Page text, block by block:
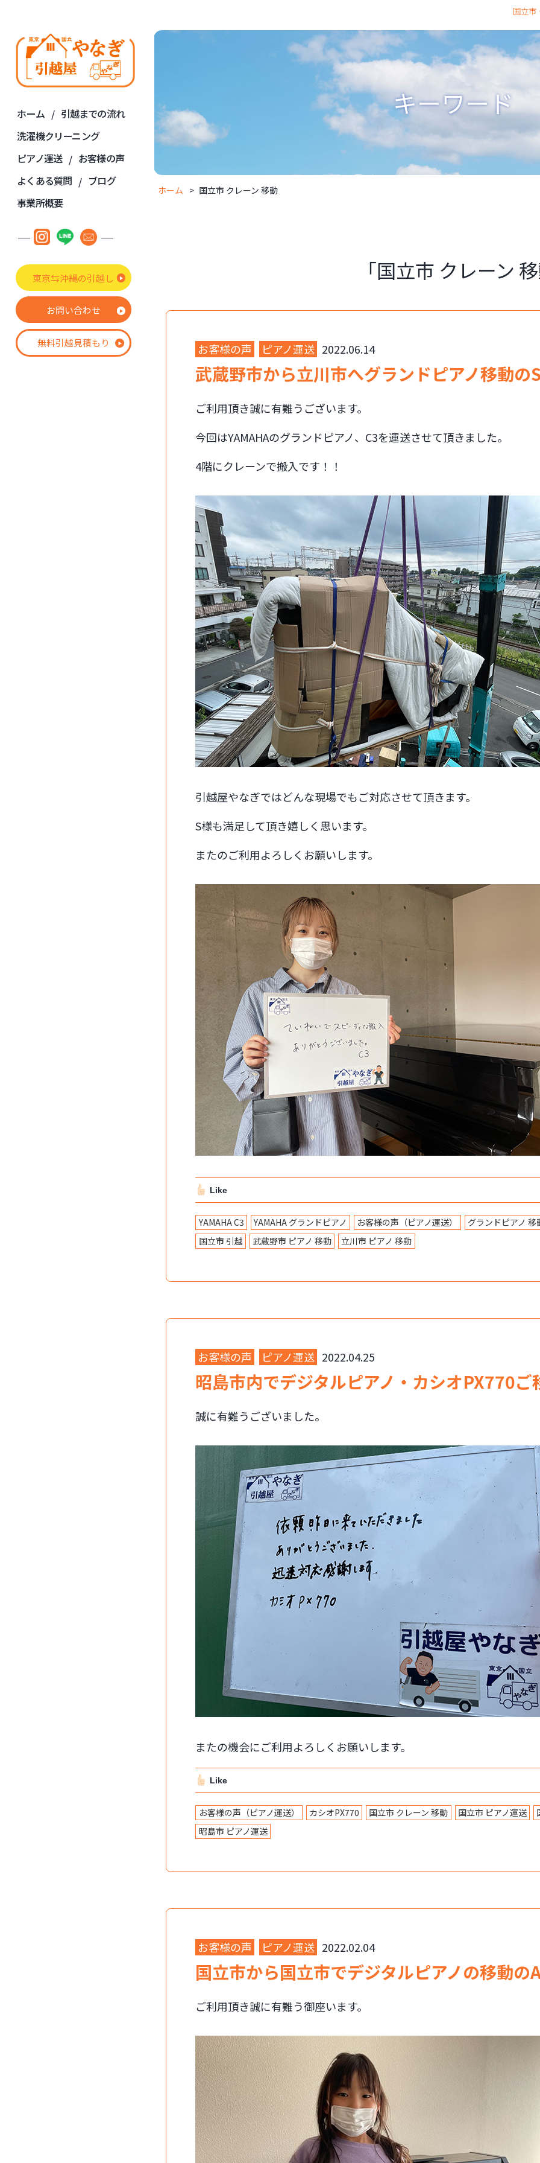
ホーム
引越までの流れ
洗濯機クリーニング
ピアノ運送
お客様の声
よくある質問
ブログ
事業所概要
東京⇆沖縄の引越し
お問い合わせ
無料引越見積もり
国立市
キーワード
ホーム 国立市 クレーン 移動
「国立市 クレーン
お客様の声 ピアノ運送 2022.06.14
武蔵野市から立川市へグランドピアノ移動の
ご利用頂き誠に有難うございます。
今回はYAMAHAのグランドピアノ、C3を運送させて頂きました。
4階にクレーンで搬入です！！
引越屋やなぎではどんな現場でもご対応させて頂きます。
S様も満足して頂き嬉しく思います。
またのご利用よろしくお願いします。
Like
YAMAHA C3 YAMAHA グランドピアノ お客様の声（ピアノ運送）
グランドピアノ 移
国立市 引越
武蔵野市 ピアノ 移動 立川市 ピアノ 移動
お客様の声 ピアノ運送 2022.04.25
昭島市内でデジタルピアノ・カシオPX770
誠に有難うございました。
またの機会にご利用よろしくお願いします。
Like
お客様の声（ピアノ運送） カシオPX770 国立市 クレーン 移動 国立市 ピアノ運送
昭島市 ピアノ運送
お客様の声 ピアノ運送 2022.02.04
国立市から国立市でデジタルピアノの移動の
ご利用頂き誠に有難う御座います。